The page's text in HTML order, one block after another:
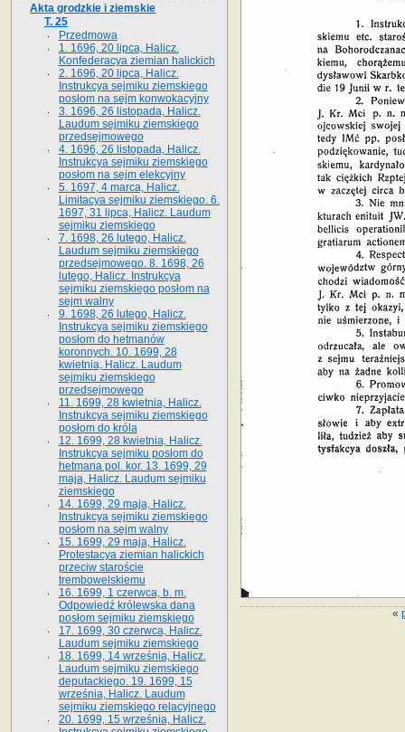
«
Akta grodzkie i ziemskie
T. 25
Przedmowa
1. 1696, 20 lipca, Halicz.
Konfederacya ziemian halickich
2. 1696, 20 lipca, Halicz.
Instrukcya sejmiku ziemskiego
posłom na sejm konwokacyjny
3. 1696, 26 listopada, Halicz.
Laudum sejmiku ziemskiego
przedsejmowego
4. 1696, 26 listopada, Halicz.
Instrukcya sejmiku ziemskiego
posłom na sejm elekcyjny
5. 1697, 4 marca, Halicz.
Limitacya sejmiku ziemskiego. 6.
1697, 31 lipca, Halicz. Laudum
sejmiku ziemskiego
7. 1698, 26 lutego, Halicz.
Laudum sejmiku ziemskiego
przedsejmowego. 8. 1698, 26
lutego, Halicz. Instrukcya
sejmiku ziemskiego posłom na
sejm walny
9. 1698, 26 lutego, Halicz.
Instrukcya sejmiku ziemskiego
posłom do hetmanów
koronnych. 10. 1699, 28
kwietnia, Halicz. Laudum
sejmiku ziemskiego
przedsejmowego
11. 1699, 28 kwietnia, Halicz.
Instrukcya sejmiku ziemskiego
posłom do króla
12. 1699, 28 kwietnia, Halicz.
Instrukcya sejmiku posłom do
hetmana pol. kor. 13. 1699, 29
maja, Halicz. Laudum sejmiku
ziemskiego
14. 1699, 29 maja, Halicz.
Instrukcya sejmiku ziemskiego
posłom na sejm walny
15. 1699, 29 maja, Halicz.
Protestacya ziemian halickich
przeciw staroście
trembowelskiemu
16. 1699, 1 czerwca, b. m.
Odpowiedź królewska dana
posłom sejmiku ziemskiego
17. 1699, 30 czerwca, Halicz.
Laudum sejmiku ziemskiego
18. 1699, 14 września, Halicz.
Laudum sejmiku ziemskiego
deputackiego. 19. 1699, 15
września, Halicz. Laudum
sejmiku ziemskiego relacyjnego
20. 1699, 15 września, Halicz.